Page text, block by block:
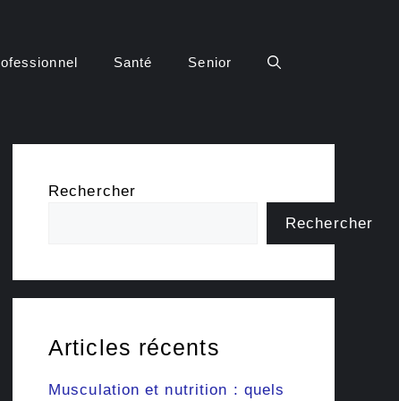
Santé Senior
Rechercher
Rechercher
Articles récents
Musculation et nutrition : quels